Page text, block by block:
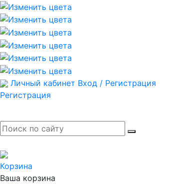
Личный кабинет Вход / Регистрация
Регистрация
Корзина
Ваша корзина